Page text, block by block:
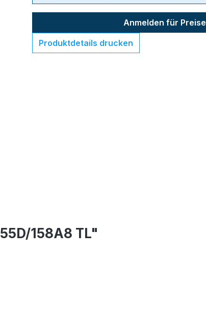
Anmelden für Preise
Produktdetails drucken
158A8 TL"